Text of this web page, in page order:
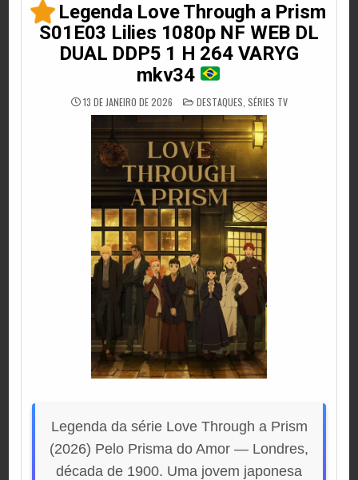
Legenda Love Through a Prism
S01E03 Lilies 1080p NF WEB DL
DUAL DDP5 1 H 264 VARYG
mkv34
13 DE JANEIRO DE 2026 POSTED
IN
DESTAQUES SÉRIES TV
Legenda da série Love Through a Prism
(2026) Pelo Prisma do Amor — Londres,
década de 1900. Uma jovem japonesa